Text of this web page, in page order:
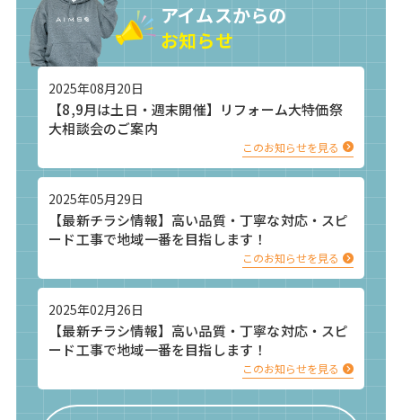
アイムスからの
お知らせ
2025年08月20日
【8,9月は土日・週末開催】リフォーム大特価祭
大相談会のご案内
このお知らせを見る
2025年05月29日
【最新チラシ情報】高い品質・丁寧な対応・スピ
ード工事で地域一番を目指します！
このお知らせを見る
2025年02月26日
【最新チラシ情報】高い品質・丁寧な対応・スピ
ード工事で地域一番を目指します！
このお知らせを見る